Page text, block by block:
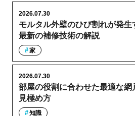
モルタル外壁のひび割れが発生
最新の補修技術の解説
2026.07.30
家
部屋の役割に合わせた最適な網
見極め方
2026.07.30
知識